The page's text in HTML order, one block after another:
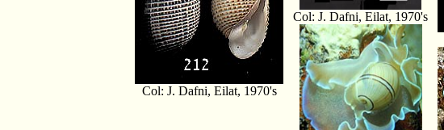
Col: J. Dafni, Eilat, 1970's
Col: J. Dafni, Eilat, 1970's